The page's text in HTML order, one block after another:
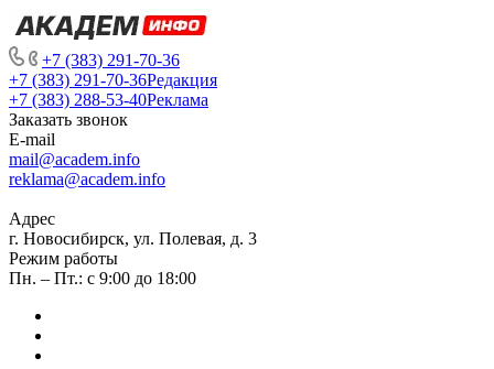
+7 (383) 291-70-36
+7 (383) 291-70-36Редакция
+7 (383) 288-53-40Реклама
Заказать звонок
E-mail
mail@academ.info
reklama@academ.info
Адрес
г. Новосибирск, ул. Полевая, д. 3
Режим работы
Пн. – Пт.: с 9:00 до 18:00